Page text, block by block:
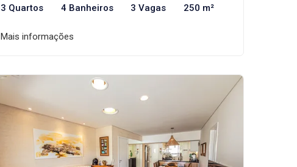
3 Quartos 4 Banheiros 3 Vagas 250 m²
Mais informações